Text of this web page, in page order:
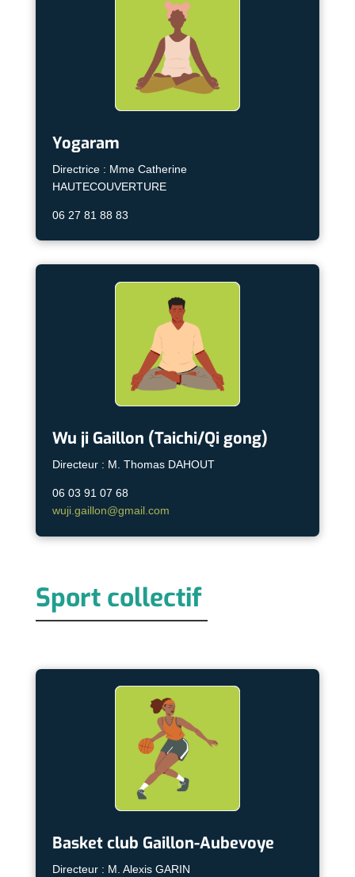
Yogaram
Directrice : Mme Catherine
HAUTECOUVERTURE
06 27 81 88 83
Wu ji Gaillon (Taichi/Qi gong)
Directeur : M. Thomas DAHOUT
06 03 91 07 68
wuji.gaillon@gmail.com
Sport collectif
Basket club Gaillon-Aubevoye
Directeur : M. Alexis GARIN